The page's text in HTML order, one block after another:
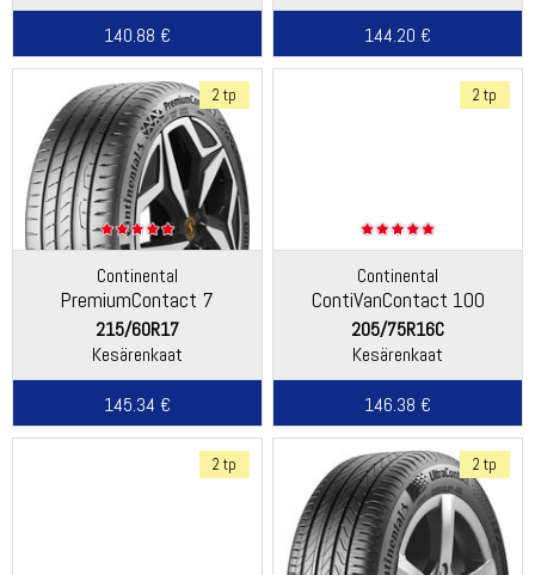
140.88 €
144.20 €
2 tp
Continental
PremiumContact 7
215/60R17
Kesärenkaat
145.34 €
2 tp
Continental
ContiVanContact 100
205/75R16C
Kesärenkaat
146.38 €
2 tp 2 tp